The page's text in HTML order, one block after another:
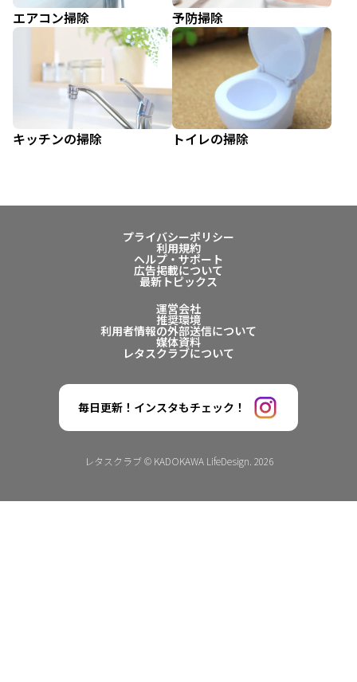
エアコン掃除 予防掃除
キッチンの掃除 トイレの掃除
プライバシーポリシー
利用規約
ヘルプ・サポート
広告掲載について
最新トピックス
運営会社
推奨環境
利用者情報の外部送信について
媒体資料
レタスクラブについて
毎日更新！インスタもチェック！
レタスクラブ © KADOKAWA LifeDesign. 2026